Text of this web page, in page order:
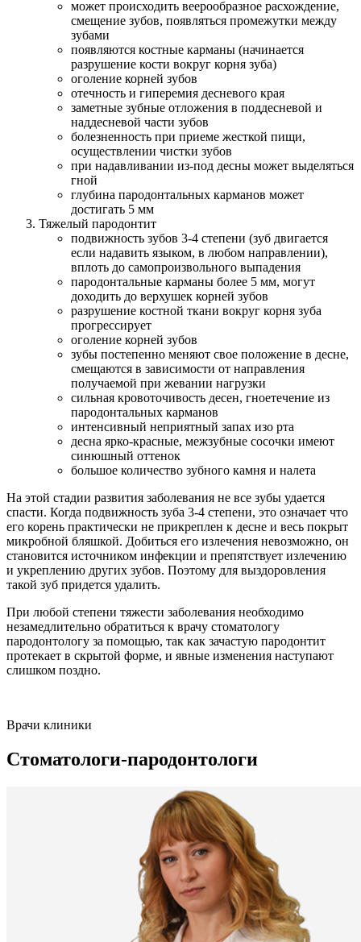
может происходить веерообразное расхождение,
смещение зубов, появляться промежутки между
зубами
появляются костные карманы (начинается
разрушение кости вокруг корня зуба)
оголение корней зубов
отечность и гиперемия десневого края
заметные зубные отложения в поддесневой и
наддесневой части зубов
болезненность при приеме жесткой пищи,
осуществлении чистки зубов
при надавливании из-под десны может выделяться
гной
глубина пародонтальных карманов может
достигать 5 мм
Тяжелый пародонтит
подвижность зубов 3-4 степени (зуб двигается
если надавить языком, в любом направлении),
вплоть до самопроизвольного выпадения
пародонтальные карманы более 5 мм, могут
доходить до верхушек корней зубов
разрушение костной ткани вокруг корня зуба
прогрессирует
оголение корней зубов
зубы постепенно меняют свое положение в десне,
смещаются в зависимости от направления
получаемой при жевании нагрузки
сильная кровоточивость десен, гноетечение из
пародонтальных карманов
интенсивный неприятный запах изо рта
десна ярко-красные, межзубные сосочки имеют
синюшный оттенок
большое количество зубного камня и налета
На этой стадии развития заболевания не все зубы удается
спасти. Когда подвижность зуба 3-4 степени, это означает что
его корень практически не прикреплен к десне и весь покрыт
микробной бляшкой. Добиться его излечения невозможно, он
становится источником инфекции и препятствует излечению
и укреплению других зубов. Поэтому для выздоровления
такой зуб придется удалить.
При любой степени тяжести заболевания необходимо
незамедлительно обратиться к врачу стоматологу
пародонтологу за помощью, так как зачастую пародонтит
протекает в скрытой форме, и явные изменения наступают
слишком поздно.
Врачи клиники
Стоматологи-пародонтологи